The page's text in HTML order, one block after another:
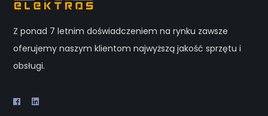
Z ponad 7 letnim doświadczeniem na rynku zawsze
oferujemy naszym klientom najwyższą jakość sprzętu i
obsługi.